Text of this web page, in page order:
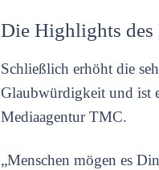
Die Highlights des
Schließlich erhöht die
Glaubwürdigkeit und ist
Mediaagentur TMC.
„Menschen mögen es